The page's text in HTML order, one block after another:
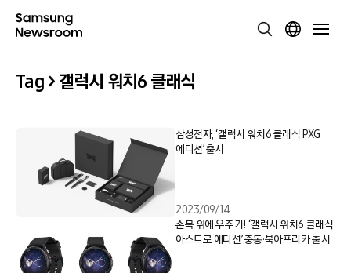
Tag > 갤럭시 워치6 클래식
삼성전자, ‘갤럭시 워치6 클래식 PXG
에디션’ 출시
2023/09/14
손목 위에 우주가! ‘갤럭시 워치6 클래식
아스트로 에디션’ 중동·북아프리카 출시